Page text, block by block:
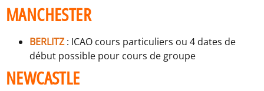
MANCHESTER
BERLITZ: ICAO cours particuliers ou 4 dates de
début possible pour cours de groupe
NEWCASTLE